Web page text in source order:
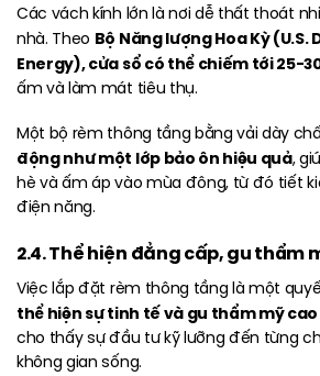
Các vách kính lớn là nơi dễ thất thoát
nhà. Theo Bộ Năng lượng Hoa Kỳ
Energy), cửa sổ có thể chiếm tới 25-
ấm và làm mát tiêu thụ.
Một bộ rèm thông tầng bằng vải dày
động như một lớp bảo ôn hiệu quả,
hè và ấm áp vào mùa đông, từ đó tiết
điện năng.
2.4. Thể hiện đẳng cấp, gu thẩm
Việc lắp đặt rèm thông tầng là một
thể hiện sự tinh tế và gu thẩm mỹ
cho thấy sự đầu tư kỹ lưỡng đến từng
không gian sống.